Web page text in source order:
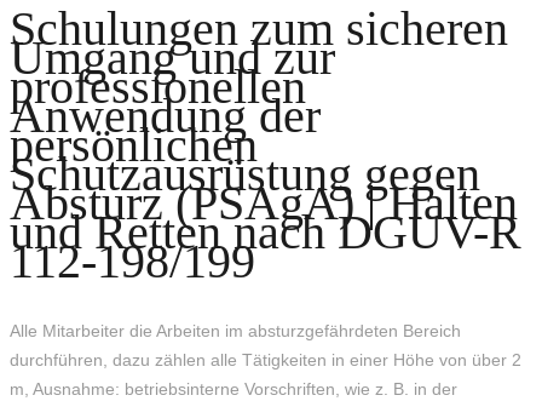
Schulungen zum sicheren
Umgang und zur
professionellen
Anwendung der
persönlichen
Schutzausrüstung gegen
Absturz (PSAgA) | Halten
und Retten nach DGUV-R
112-198/199
Alle Mitarbeiter die Arbeiten im absturzgefährdeten Bereich
durchführen, dazu zählen alle Tätigkeiten in einer Höhe von über 2
m, Ausnahme: betriebsinterne Vorschriften, wie z. B. in der